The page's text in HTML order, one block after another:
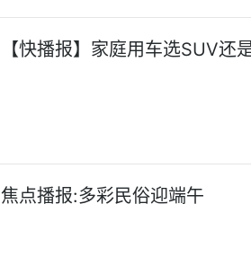
【快播报】家庭用车选SUV还
焦点播报:多彩民俗迎端午